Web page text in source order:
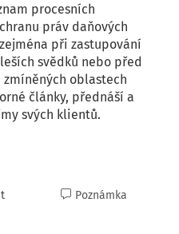
procesních
práv daňových
při zastupování
svědků nebo před
zmíněných oblastech
články, přednáší a
svých klientů.
Poznámka